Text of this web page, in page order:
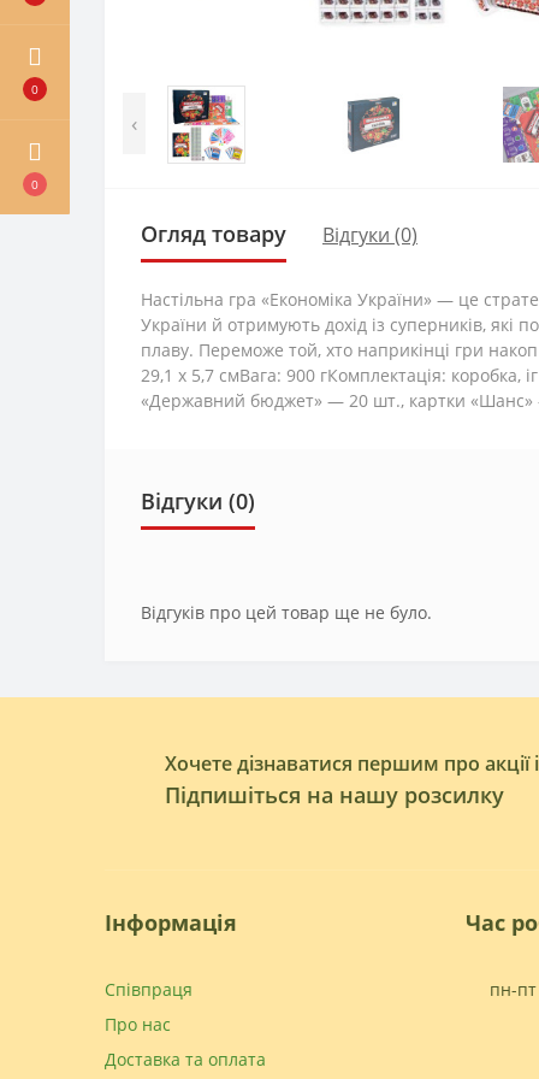
0
0
‹
Огляд товару Відгуки (0)
Настільна гра «Економіка України» — це
України й отримують дохід із суперників, які
плаву. Переможе той, хто наприкінці гри
29,1 х 5,7 смВага: 900 гКомплектація:
«Державний бюджет» — 20 шт., картки «Шанс» —
Відгуки (0)
Відгуків про цей товар ще не було.
Хочете дізнаватися першим про акції
Підпишіться на нашу розсилку
Інформація
Співпраця
Про нас
Доставка та оплата
Час
пн-